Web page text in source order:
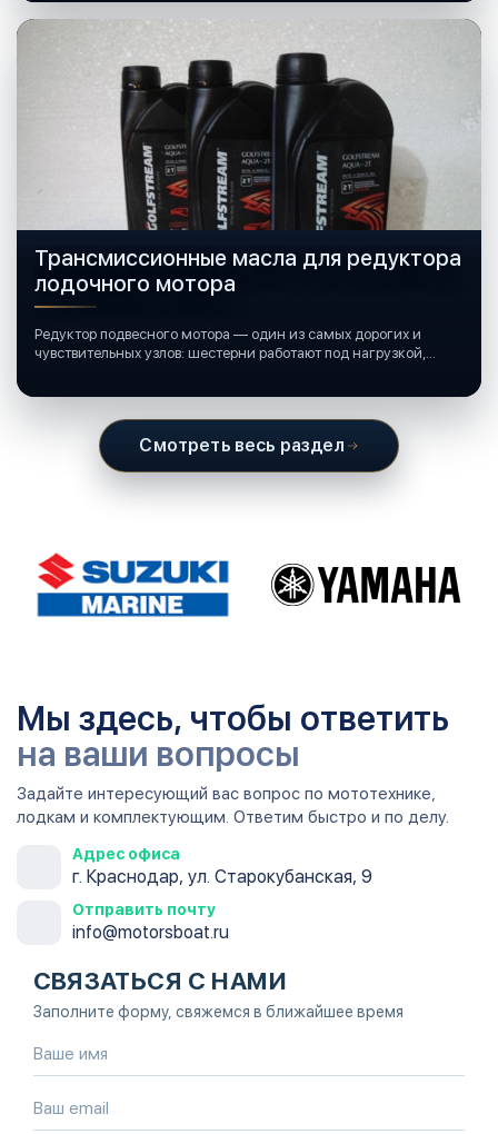
Трансмиссионные масла для редуктора
лодочного мотора
Редуктор подвесного мотора — один из самых дорогих и
чувствительных узлов: шестерни работают под нагрузкой,
Смотреть весь раздел
Мы здесь, чтобы ответить
на ваши вопросы
Задайте интересующий вас вопрос по мототехнике,
лодкам и комплектующим. Ответим быстро и по делу.
Адрес офиса
г. Краснодар, ул. Старокубанская, 9
Отправить почту
info@motorsboat.ru
СВЯЗАТЬСЯ С НАМИ
Заполните форму, свяжемся в ближайшее время